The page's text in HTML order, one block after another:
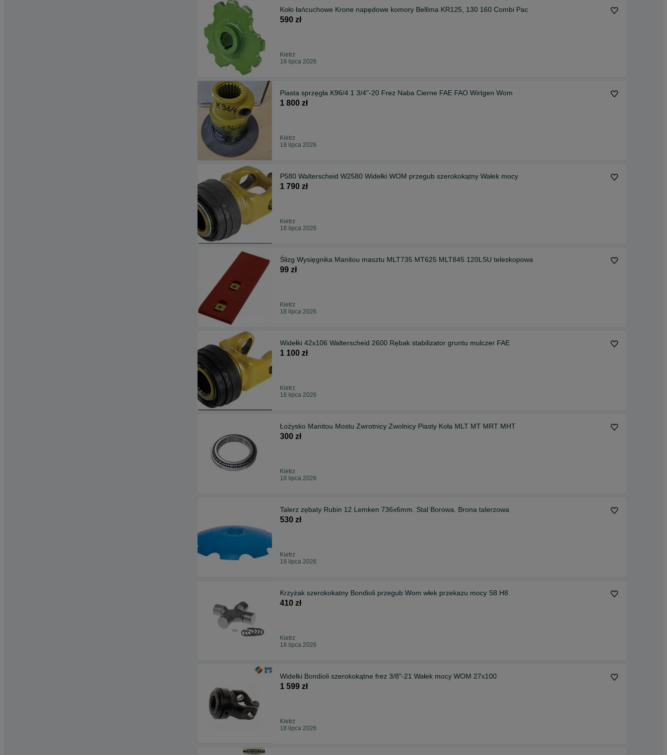
Koło łańcuchowe Krone napędowe komory Bellima KR125, 130 160 Combi Pac
590 zł
Kietrz
18 lipca 2026
Piasta sprzęgła K96/4 1 3/4"-20 Frez Naba Cierne FAE FAO Wirtgen Wom
1 800 zł
Kietrz
18 lipca 2026
P580 Walterscheid W2580 Widełki WOM przegub szerokokątny Wałek mocy
1 790 zł
Kietrz
18 lipca 2026
Ślizg Wysięgnika Manitou masztu MLT735 MT625 MLT845 120LSU teleskopowa
99 zł
Kietrz
18 lipca 2026
Widełki 42x106 Walterscheid 2600 Rębak stabilizator gruntu mulczer FAE
1 100 zł
Kietrz
18 lipca 2026
Łożysko Manitou Mostu Zwrotnicy Zwolnicy Piasty Koła MLT MT MRT MHT
300 zł
Kietrz
18 lipca 2026
Talerz zębaty Rubin 12 Lemken 736x6mm. Stal Borowa. Brona talerzowa
530 zł
Kietrz
18 lipca 2026
Krzyżak szerokokatny Bondioli przegub Wom włek przekazu mocy S8 H8
410 zł
Kietrz
18 lipca 2026
Widełki Bondioli szerokokątne frez 3/8"-21 Wałek mocy WOM 27x100
1 599 zł
Kietrz
18 lipca 2026